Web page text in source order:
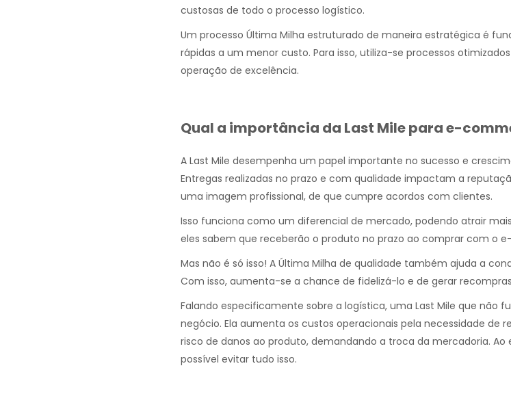
custosas de todo o processo logístico.
Um processo Última Milha estruturado de maneira estratégica é
rápidas a um menor custo. Para isso, utiliza-se processos
operação de excelência.
Qual a importância da Last Mile para e-
A Last Mile desempenha um papel importante no sucesso e
Entregas realizadas no prazo e com qualidade impactam a
uma imagem profissional, de que cumpre acordos com clientes.
Isso funciona como um diferencial de mercado, podendo atrair
eles sabem que receberão o produto no prazo ao comprar com o
Mas não é só isso! A Última Milha de qualidade também ajuda a
Com isso, aumenta-se a chance de fidelizá-lo e de gerar
Falando especificamente sobre a logística, uma Last Mile que não
negócio. Ela aumenta os custos operacionais pela necessidade de
risco de danos ao produto, demandando a troca da mercadoria.
possível evitar tudo isso.